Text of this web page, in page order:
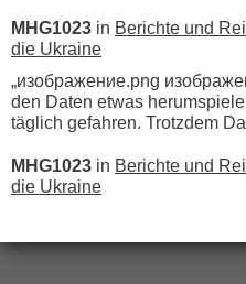
MHG1023 in Berichte und
die Ukraine
„изображение.png
den Daten etwas
täglich gefahren. Trotzdem
MHG1023 in Berichte und
die Ukraine